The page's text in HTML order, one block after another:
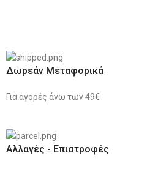
Δωρεάν Μεταφορικά
Για αγορές άνω των 49€
Αλλαγές - Επιστροφές